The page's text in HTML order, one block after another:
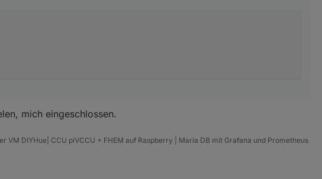
mich eingeschlossen.
VM DIYHue| CCU piVCCU + FHEM auf Raspberry | Maria DB mit Grafana und Prometheus